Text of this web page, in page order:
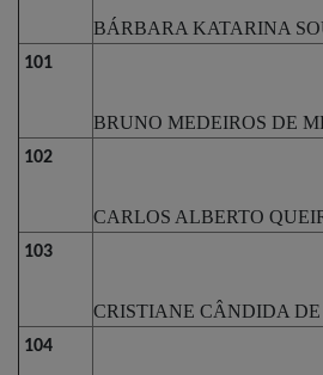
BÁRBARA KATARINA
101
BRUNO MEDEIROS DE
102
CARLOS ALBERTO
103
CRISTIANE CÂNDIDA
104